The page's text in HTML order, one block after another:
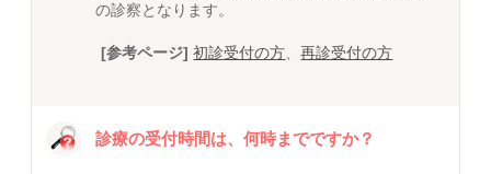
の診察となります。
[参考ページ]初診受付の方 、再診受付の方
診療の受付時間は、何時までですか？